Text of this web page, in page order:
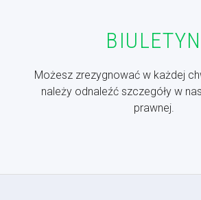
BIULETYN
Możesz zrezygnować w każdej
należy odnaleźć szczegóły w
prawnej.